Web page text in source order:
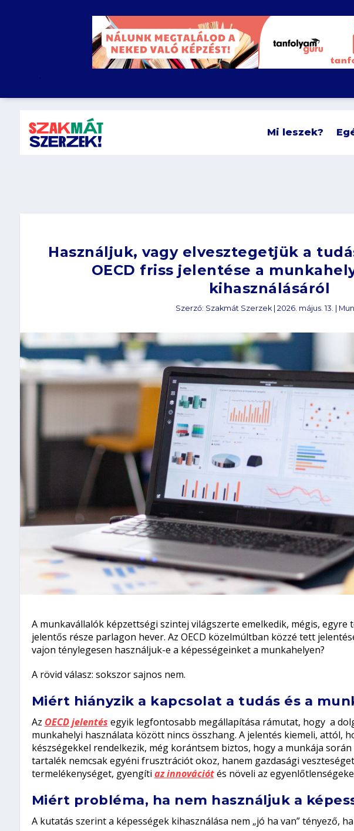
.
Mi leszek?
Használjuk, vagy elvesztegetjük a
OECD friss jelentése a
kihasználásáról
Szerző: Szakmát Szerzek|2026. május. 13.
A munkavállalók képzettségi szintej világszerte emelkedik, mégis,
jelentős része parlagon hever. Az OECD közelmúltban közzé tett
vajon ténylegesen használjuk-e a képességeinket a munkahelyen?
A rövid válasz: sokszor sajnos nem.
Miért hiányzik a kapcsolat a tudás és a
Az OECD jelentés egyik legfontosabb megállapítása rámutat, hogy a
munkahelyi használata között nincs összhang. A jelentés kiemeli, attól,
készségekkel rendelkezik, még korántsem biztos, hogy a munkája
tartalék nemcsak egyéni frusztrációt okoz, hanem gazdasági
termelékenységet, gyengíti az innovációtés növeli az
Miért probléma, ha nem használjuk a
A kutatás szerint a képességek kihasználása nem „jó ha van” tényező,